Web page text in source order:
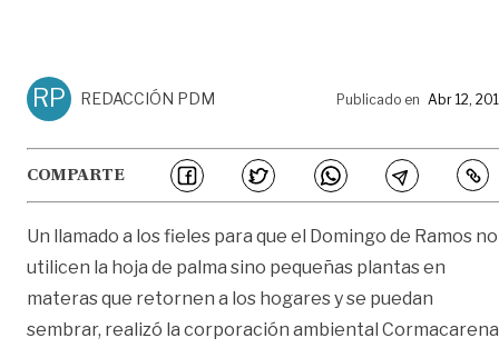
RP REDACCIÓN PDM Publicado en Abr 12,
COMPARTE
Un llamado a los fieles para que el Domingo de Ramos no
utilicen la hoja de palma sino pequeñas plantas en
materas que retornen a los hogares y se puedan
sembrar, realizó la corporación ambiental